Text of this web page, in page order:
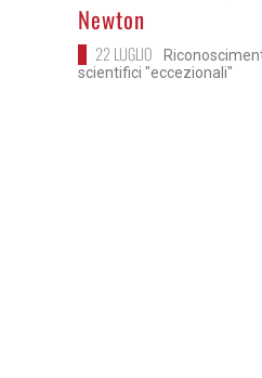
Newton
22 LUGLIO
scientifici "eccezionali"